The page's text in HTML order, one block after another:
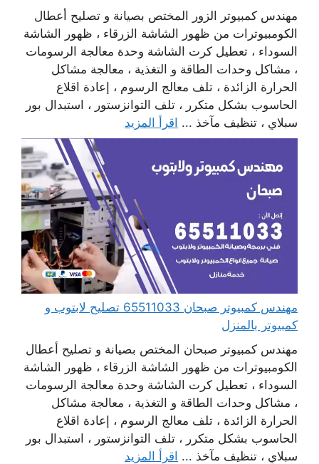
مهندس كمبيوتر الزور المختص بصيانة و تصليح أعطال
الكومبيوترات من ظهور الشاشة الزرقاء ، ظهور الشاشة
السوداء ، تعطيل كرت الشاشة وحدة معالجة الرسومات
، مشاكل وحدات الطاقة و التغذية ، معالجة مشاكل
الحرارة الزائدة ، تلف معالج الرسوم ، إعادة اقلاع
الحاسوب بشكل متكرر ، تلف التوانزستور ، استبدال بور
سبلاي ، تنظيف مآخذ ... اقرأ المزيد
مهندس كمبيوتر صبحان 65511033 تصليح لابتوب و
كمبيوتر بالمنزل
مهندس كمبيوتر صبحان المختص بصيانة و تصليح أعطال
الكومبيوترات من ظهور الشاشة الزرقاء ، ظهور الشاشة
السوداء ، تعطيل كرت الشاشة وحدة معالجة الرسومات
، مشاكل وحدات الطاقة و التغذية ، معالجة مشاكل
الحرارة الزائدة ، تلف معالج الرسوم ، إعادة اقلاع
الحاسوب بشكل متكرر ، تلف التوانزستور ، استبدال بور
سبلاي ، تنظيف مآخذ ... اقرأ المزيد